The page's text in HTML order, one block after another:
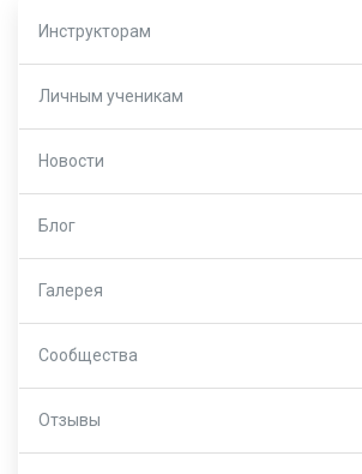
Инструкторам
Личным ученикам
Новости
Блог
Галерея
Сообщества
Отзывы